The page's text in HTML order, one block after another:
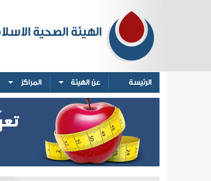
الهيئة الصحية
الرئيسة عن الهيئة المراكز